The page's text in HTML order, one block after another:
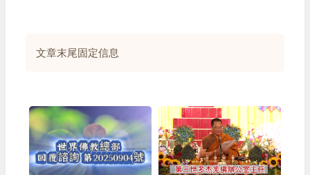
文章末尾固定信息